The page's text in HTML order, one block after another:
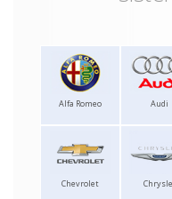
Alfa Romeo Audi
Chevrolet